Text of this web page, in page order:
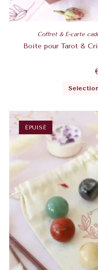
Coffret & E-carte
Boite pour Tarot &
ÉPUISÉ